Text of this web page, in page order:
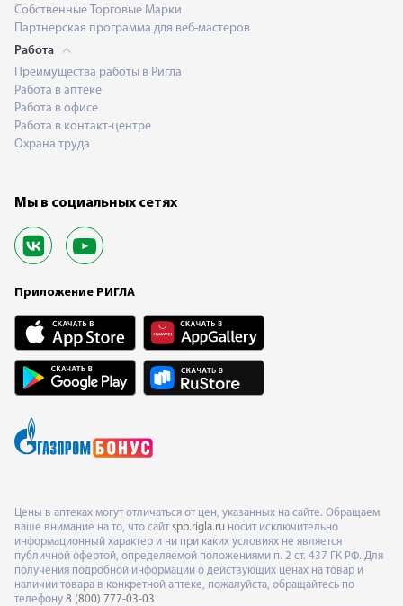
Собственные Торговые Марки
Партнерская программа для веб-мастеров
Работа
Преимущества работы в Ригла
Работа в аптеке
Работа в офисе
Работа в контакт-центре
Охрана труда
Мы в социальных сетях
Приложение РИГЛА
Цены в аптеках могут отличаться от цен, указанных на сайте. Обращаем
ваше внимание на то, что сайт spb.rigla.ru носит исключительно
информационный характер и ни при каких условиях не является
публичной офертой, определяемой положениями п. 2 ст. 437 ГК РФ. Для
получения подробной информации о действующих ценах на товар и
наличии товара в конкретной аптеке, пожалуйста, обращайтесь по
телефону 8 (800) 777-03-03